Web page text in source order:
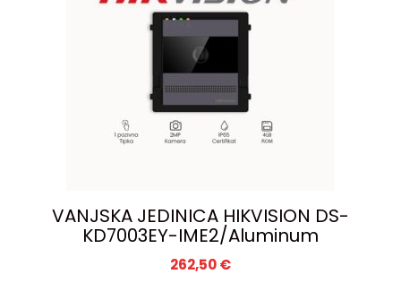
VANJSKA JEDINICA HIKVISION DS-
KD7003EY-IME2/Aluminum
262,50€